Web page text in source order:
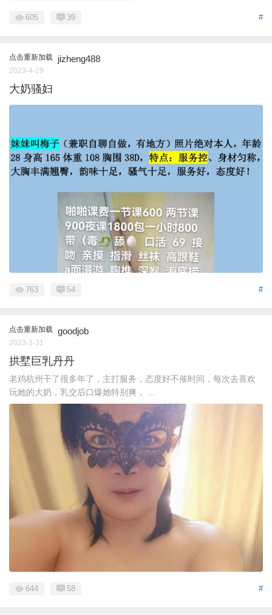
#
605 39
点击重新加载 jizheng488
2023-4-29
大奶骚妇
#
763 54
点击重新加载 goodjob
2023-3-31
拱墅巨乳丹丹
老鸡杭州干了很多年了，主打服务，态度好不催时间，每次去喜欢
玩她的大奶，乳交后口爆她特别爽， ...
#
644 58